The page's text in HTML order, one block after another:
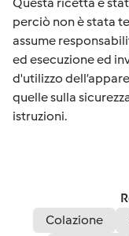
perciò non è stata
assume
ed esecuzione ed
d'utilizzo
quelle sulla
istruzioni.
Colazione